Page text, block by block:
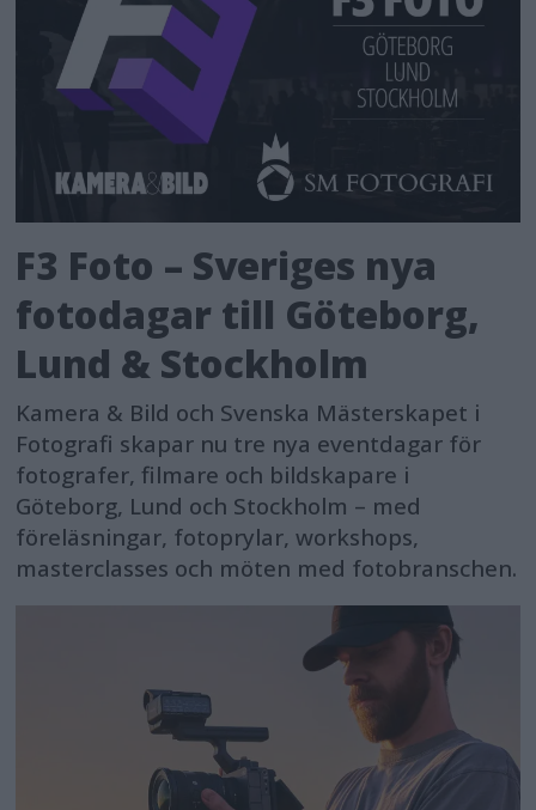
F3 Foto – Sveriges nya
fotodagar till Göteborg,
Lund & Stockholm
Kamera & Bild och Svenska Mästerskapet i
Fotografi skapar nu tre nya eventdagar för
fotografer, filmare och bildskapare i
Göteborg, Lund och Stockholm – med
föreläsningar, fotoprylar, workshops,
masterclasses och möten med fotobranschen.